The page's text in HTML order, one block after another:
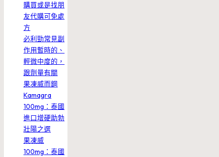
購買或是找朋
友代購可免處
方
必利勁常見副
作用暫時的、
輕微中度的，
跟劑量有關
果凍威而鋼
Kamagra
100mg：泰國
進口增硬助勃
壯陽之選
果凍威
100mg：泰國